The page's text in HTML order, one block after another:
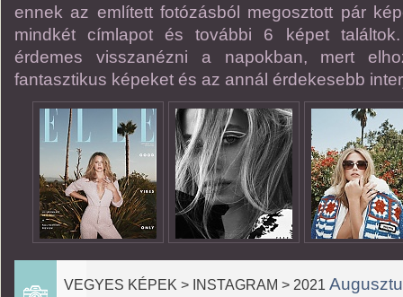
ennek az említett fotózásból megosztott pár
mindkét címlapot és további 6 képet
érdemes visszanézni a napokban, mert
fantasztikus képeket és az annál érdekesebb
VEGYES KÉPEK > INSTAGRAM > 2021